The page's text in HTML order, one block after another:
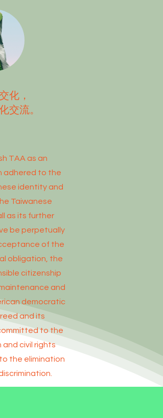
化，
交流。
TAA as an
adhered to the
identity and
Taiwanese
as its further
be perpetually
of the
obligation, the
citizenship
and
democratic
and its
to the
civil rights
the elimination